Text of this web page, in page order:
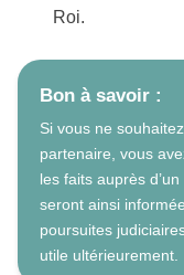
Roi.
Bon à savoir :
Si vous ne
partenaire, vous
les faits auprès
seront ainsi
poursuites
utile ultérieurement.